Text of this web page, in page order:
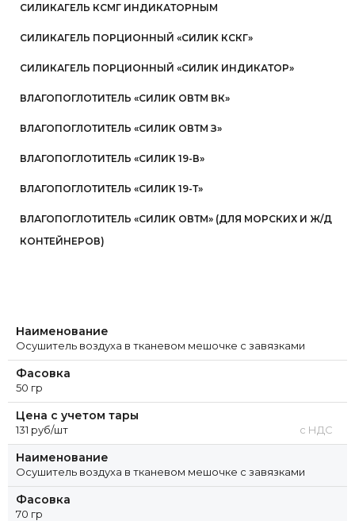
СИЛИКАГЕЛЬ КСМГ ИНДИКАТОРНЫМ
СИЛИКАГЕЛЬ ПОРЦИОННЫЙ «СИЛИК КСКГ»
СИЛИКАГЕЛЬ ПОРЦИОННЫЙ «СИЛИК ИНДИКАТОР»
ВЛАГОПОГЛОТИТЕЛЬ «СИЛИК ОВТМ ВК»
ВЛАГОПОГЛОТИТЕЛЬ «СИЛИК ОВТМ З»
ВЛАГОПОГЛОТИТЕЛЬ «СИЛИК 19-В»
ВЛАГОПОГЛОТИТЕЛЬ «СИЛИК 19-Т»
ВЛАГОПОГЛОТИТЕЛЬ «СИЛИК ОВТМ» (ДЛЯ МОРСКИХ И Ж/Д
КОНТЕЙНЕРОВ)
Наименование
Осушитель воздуха в тканевом мешочке с завязками
Фасовка
50 гр
Цена с учетом тары
131 руб/шт с НДС
Наименование
Осушитель воздуха в тканевом мешочке с завязками
Фасовка
70 гр